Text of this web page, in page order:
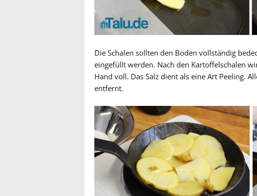
Die Schalen sollten den Boden vollständig
eingefüllt werden. Nach den Kartoffelschalen
Hand voll. Das Salz dient als eine Art Peeling.
entfernt.